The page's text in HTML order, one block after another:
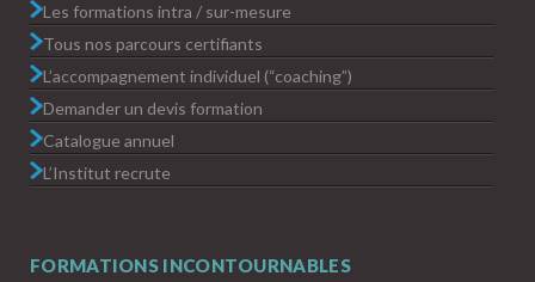
Les formations intra / sur-mesure
Tous nos parcours certifiants
L’accompagnement individuel (“coaching”)
Demander un devis formation
Catalogue annuel
L’Institut recrute
FORMATIONS INCONTOURNABLES